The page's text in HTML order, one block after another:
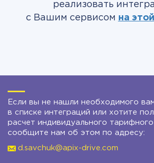
реализовать
с Вашим сервисом на
Если вы не нашли необходимого
в списке интеграций или хотите
расчет индивидуального тарифного
сообщите нам об этом по адресу:
d.savchuk@apix-drive.com